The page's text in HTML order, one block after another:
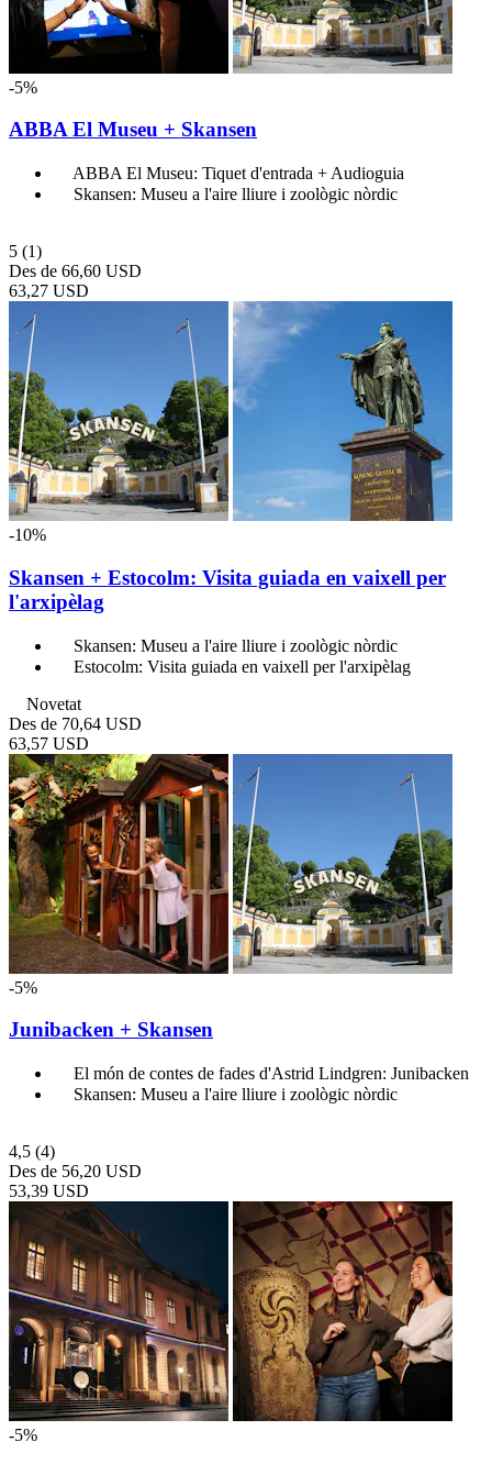
-5%
ABBA El Museu + Skansen
ABBA El Museu: Tiquet d'entrada + Audioguia
Skansen: Museu a l'aire lliure i zoològic nòrdic
5 (1)
Des de 66,60 USD
63,27 USD
-10%
Skansen + Estocolm: Visita guiada en vaixell per
l'arxipèlag
Skansen: Museu a l'aire lliure i zoològic nòrdic
Estocolm: Visita guiada en vaixell per l'arxipèlag
Novetat
Des de 70,64 USD
63,57 USD
-5%
Junibacken + Skansen
El món de contes de fades d'Astrid Lindgren: Junibacken
Skansen: Museu a l'aire lliure i zoològic nòrdic
4,5 (4)
Des de 56,20 USD
53,39 USD
-5%